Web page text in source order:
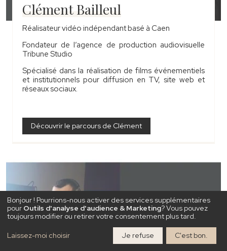
Clément Bailleul
Réalisateur vidéo indépendant basé à Caen
Fondateur de l’agence de production audiovisuelle
Tribune Studio
Spécialisé dans la réalisation de films événementiels
et institutionnels pour diffusion en TV, site web et
réseaux sociaux.
Découvrir le parcours de Clément
Bonjour ! Pourrions-nous activer des services supplémentaires
pour Outils d'analyse d'audience & Marketing? Vous pouvez
toujours modifier ou retirer votre consentement plus tard.
Laissez-moi choisir Je refuse C'est bon.